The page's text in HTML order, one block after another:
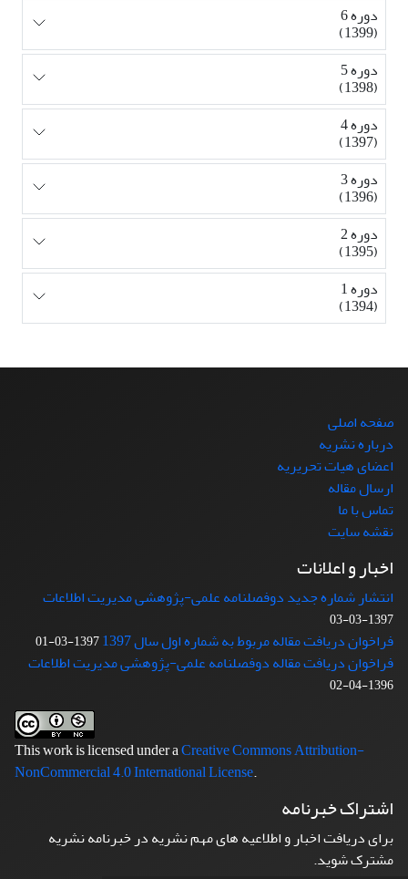
دوره 6
(1399)
دوره 5
(1398)
دوره 4
(1397)
دوره 3
(1396)
دوره 2
(1395)
دوره 1
(1394)
صفحه اصلی
درباره نشریه
اعضای هیات تحریریه
ارسال مقاله
تماس با ما
نقشه سایت
اخبار و اعلانات
انتشار شماره جدید دوفصلنامه علمی-پژوهشی مدیریت اطلاعات
1397-03-03
فراخوان دریافت مقاله مربوط به شماره اول سال 1397 1397-03-01
فراخوان دریافت مقاله دوفصلنامه علمی-پژوهشی مدیریت اطلاعات
1396-04-02
This work is licensed under aCreative Commons Attribution-
NonCommercial 4.0 International License.
اشتراک خبرنامه
برای دریافت اخبار و اطلاعیه های مهم نشریه در خبرنامه نشریه
مشترک شوید.